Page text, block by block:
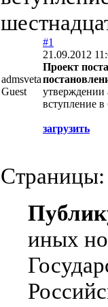
admsveta
Guest
#1
21.09.2012
Проект
утверждении
вступление
загрузить
Страницы:
иных